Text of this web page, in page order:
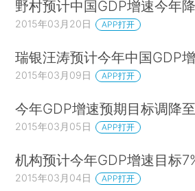
野村预计中国GDP增速今年
2015年03月20日 APP打开
瑞银汪涛预计今年中国GDP
2015年03月09日 APP打开
今年GDP增速预期目标调降
2015年03月05日 APP打开
机构预计今年GDP增速目标
2015年03月04日 APP打开